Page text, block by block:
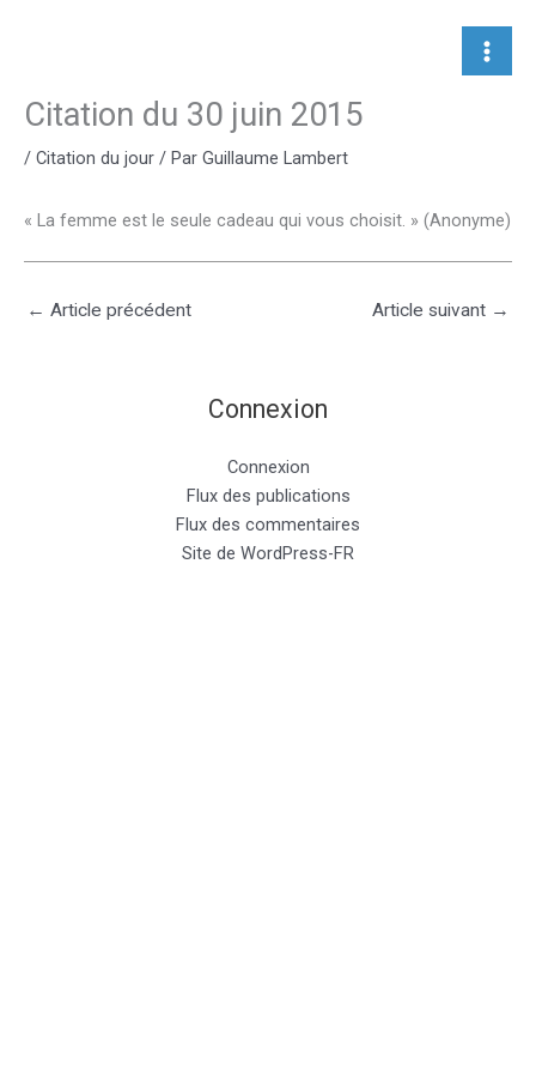
Citation du 30 juin 2015
/ Citation du jour / Par Guillaume Lambert
« La femme est le seule cadeau qui vous choisit. » (Anonyme)
← Article précédent Article suivant →
Connexion
Connexion
Flux des publications
Flux des commentaires
Site de WordPress-FR